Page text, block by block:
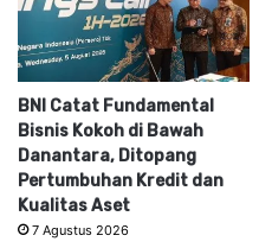
BNI Catat Fundamental
Bisnis Kokoh di Bawah
Danantara, Ditopang
Pertumbuhan Kredit dan
Kualitas Aset
7 Agustus 2026